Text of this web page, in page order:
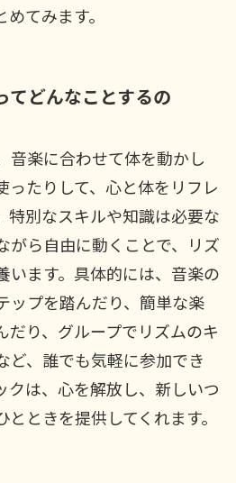
てみます。
てどんなことするの
音楽に合わせて体を動かし
ったりして、心と体をリフレ
特別なスキルや知識は必要な
がら自由に動くことで、リズ
います。具体的には、音楽の
ップを踏んだり、簡単な楽
だり、グループでリズムのキ
ど、誰でも気軽に参加でき
クは、心を解放し、新しいつ
ときを提供してくれます。